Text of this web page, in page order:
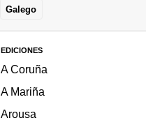
Galego
EDICIONES
A Coruña
A Mariña
Arousa